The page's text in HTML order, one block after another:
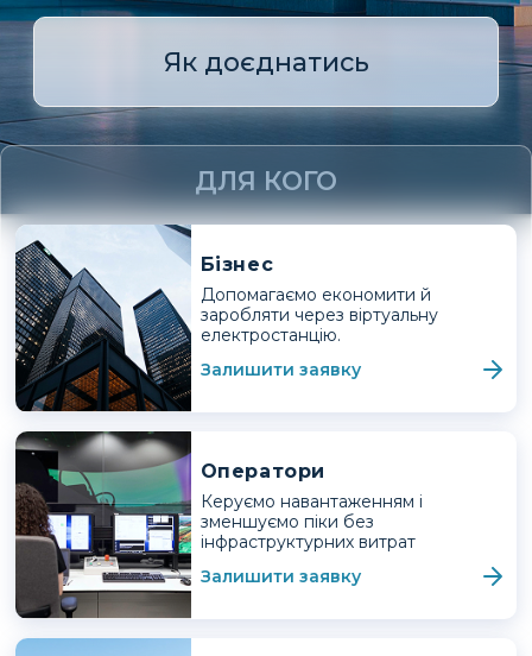
Як доєднатись
ДЛЯ КОГО
Бізнес
Допомагаємо економити й
заробляти через віртуальну
електростанцію.
Залишити заявку
Оператори
Керуємо навантаженням і
зменшуємо піки без
інфраструктурних витрат
Залишити заявку